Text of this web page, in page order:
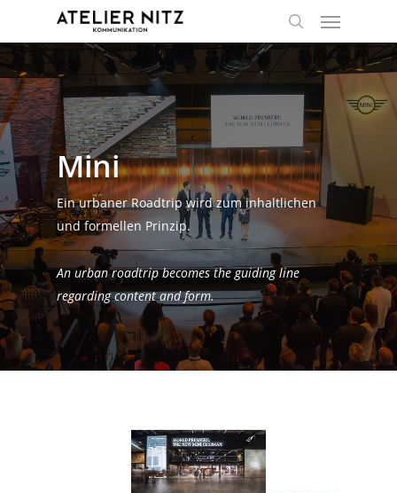
Mini
Ein urbaner Roadtrip wird zum inhaltlichen
und formellen Prinzip.
An urban roadtrip becomes the guiding line
regarding content and form.